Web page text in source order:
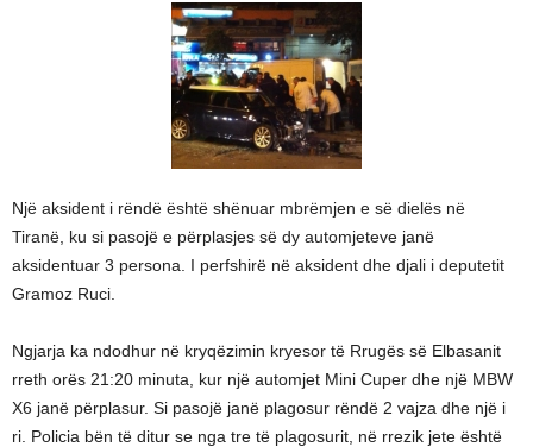
Një aksident i rëndë është shënuar mbrëmjen e së dielës në
Tiranë, ku si pasojë e përplasjes së dy automjeteve janë
aksidentuar 3 persona. I perfshirë në aksident dhe djali i deputetit
Gramoz Ruci.
Ngjarja ka ndodhur në kryqëzimin kryesor të Rrugës së Elbasanit
rreth orës 21:20 minuta, kur një automjet Mini Cuper dhe një MBW
X6 janë përplasur. Si pasojë janë plagosur rëndë 2 vajza dhe një i
ri. Policia bën të ditur se nga tre të plagosurit, në rrezik jete është